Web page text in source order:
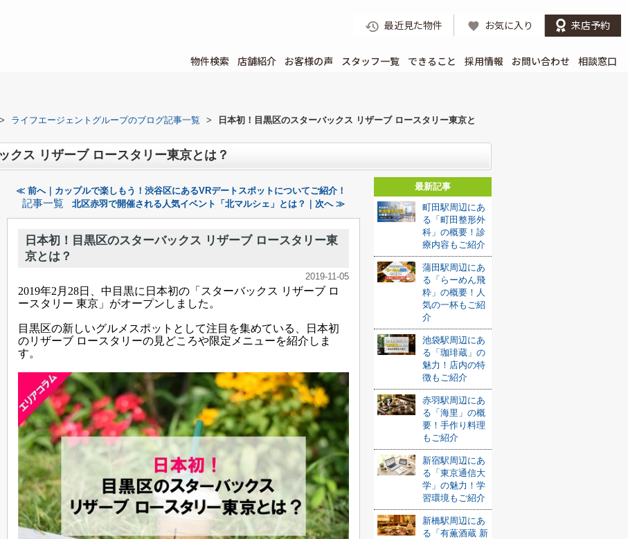
最近見た物件 お気に入り 来店予約
物件検索 店舗紹介 お客様の声 スタッフ一覧 できること 採用情報 お問い合わせ 相談窓口
> ライフエージェントグループのブログ記事一覧 >
日本初！目黒区のスターバックス リザーブ ロースタリー東京と
クス リザーブ ロースタリー東京とは？
≪ 前へ｜カップルで楽しもう！渋谷区にあるVRデートスポットについてご紹介！
記事一覧 北区赤羽で開催される人気イベント「北マルシェ」とは？｜次へ ≫
日本初！目黒区のスターバックス リザーブ ロースタリー東
京とは？
2019-11-05
2019年2月28日、中目黒に日本初の「スターバックス リザーブ ロ
ースタリー 東京」がオープンしました。
目黒区の新しいグルメスポットとして注目を集めている、日本初
のリザーブ ロースタリーの見どころや限定メニューを紹介しま
す。
最新記事
町田駅周辺にあ
る「町田整形外
科」の概要！診
療内容もご紹介
蒲田駅周辺にあ
る「らーめん飛
粋」の概要！人
気の一杯もご紹
介
池袋駅周辺にあ
る「珈琲蔵」の
魅力！店内の特
徴もご紹介
赤羽駅周辺にあ
る「海里」の概
要！手作り料理
もご紹介
新宿駅周辺にあ
る「東京通信大
学」の魅力！学
習環境もご紹介
新橋駅周辺にあ
る「有薫酒蔵 新